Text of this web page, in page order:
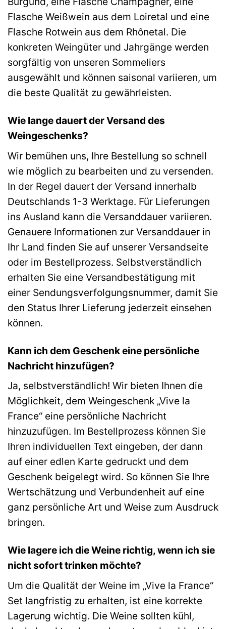
Flasche Weißwein aus dem Loiretal und eine
Flasche Rotwein aus dem Rhônetal. Die
konkreten Weingüter und Jahrgänge werden
sorgfältig von unseren Sommeliers
ausgewählt und können saisonal variieren, um
die beste Qualität zu gewährleisten.
Wie lange dauert der Versand des
Weingeschenks?
Wir bemühen uns, Ihre Bestellung so schnell
wie möglich zu bearbeiten und zu versenden.
In der Regel dauert der Versand innerhalb
Deutschlands 1-3 Werktage. Für Lieferungen
ins Ausland kann die Versanddauer variieren.
Genauere Informationen zur Versanddauer in
Ihr Land finden Sie auf unserer Versandseite
oder im Bestellprozess. Selbstverständlich
erhalten Sie eine Versandbestätigung mit
einer Sendungsverfolgungsnummer, damit Sie
den Status Ihrer Lieferung jederzeit einsehen
können.
Kann ich dem Geschenk eine persönliche
Nachricht hinzufügen?
Ja, selbstverständlich! Wir bieten Ihnen die
Möglichkeit, dem Weingeschenk „Vive la
France“ eine persönliche Nachricht
hinzuzufügen. Im Bestellprozess können Sie
Ihren individuellen Text eingeben, der dann
auf einer edlen Karte gedruckt und dem
Geschenk beigelegt wird. So können Sie Ihre
Wertschätzung und Verbundenheit auf eine
ganz persönliche Art und Weise zum Ausdruck
bringen.
Wie lagere ich die Weine richtig, wenn ich sie
nicht sofort trinken möchte?
Um die Qualität der Weine im „Vive la France“
Set langfristig zu erhalten, ist eine korrekte
Lagerung wichtig. Die Weine sollten kühl,